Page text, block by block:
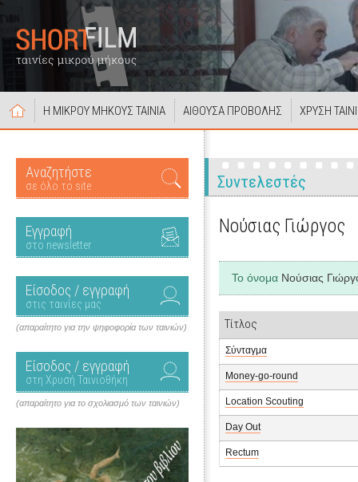
Η ΜΙΚΡΟΥ ΜΗΚΟΥΣ ΤΑΙΝΙΑ ΑΙΘΟΥΣΑ ΠΡΟΒΟΛΗΣ ΧΡΥΣΗ
Αναζητήστε
σε όλο το site
Εγγραφή
στο newsletter
Είσοδος / εγγραφή
στις ταινίες μας
(απαραίτητο για την ψηφοφορία των ταινιών)
Είσοδος / εγγραφή
στη Χρυσή Ταινιοθήκη
(απαραίτητο για το σχολιασμό των ταινιών)
Συντελεστές
Νούσιας Γιώργος
Το όνομα Νούσιας
Τίτλος
Σύνταγμα
Money-go-round
Location Scouting
Day Out
Rectum